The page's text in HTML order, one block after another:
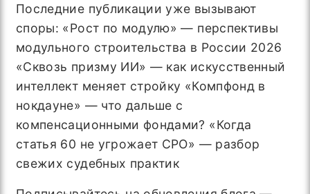
Последние публикации уже вызывают
споры: «Рост по модулю» — перспективы
модульного строительства в России 2026
«Сквозь призму ИИ» — как искусственный
интеллект меняет стройку «Компфонд в
нокдауне» — что дальше с
компенсационными фондами? «Когда
статья 60 не угрожает СРО» — разбор
свежих судебных практик